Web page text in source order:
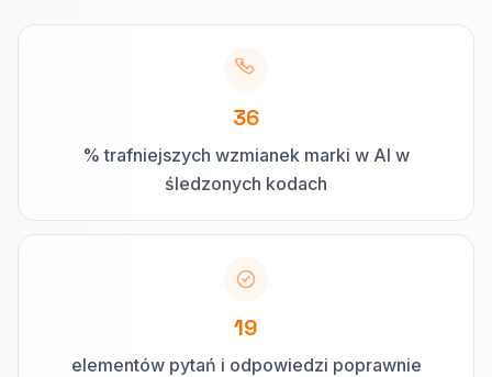
36
% trafniejszych wzmianek marki w AI w
śledzonych kodach
19
elementów pytań i odpowiedzi poprawnie